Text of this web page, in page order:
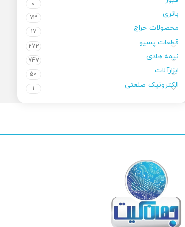
0
باتری 73
محصولات حراج 17
قطعات پسیو 272
نیمه هادی 747
ابزارآلات 50
الکترونیک صنعتی 1